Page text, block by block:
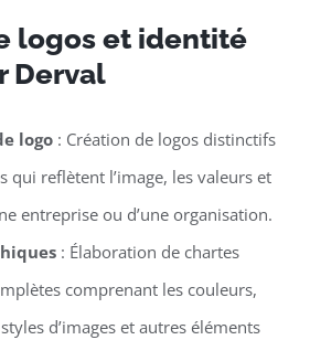
logos et identité
Derval
logo: Création de logos distinctifs
qui reflètent l’image, les valeurs et
entreprise ou d’une organisation.
: Élaboration de chartes
comprenant les couleurs,
d’images et autres éléments